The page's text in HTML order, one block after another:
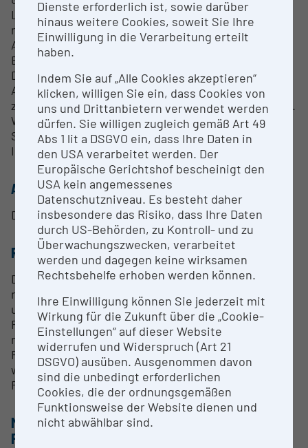
Laboranalytik, die Bestätigung von Verdachtsfällen,
molekulare Charakterisierungen, epidemiologische
Abklärungen und die fachliche Beratung von
Behörden, Gesundheits- und Laboreinrichtungen.
Darüber hinaus trägt sie zur Früherkennung von
Ausbrüchen, zur internationalen Vernetzung sowie
zur Vorbereitung auf biologische Gefahrenlagen bei.
Weiters ist die Referenzzentrale Nationales
Screeninglabor zum Nachweis von Ebolavirus-
Infektionen.
ANSPRECHPERSON
Dr. Florian Heger, MSc
RESEARCH SERVICES
Die AGES betreibt Nationale Referenzlaboratorien
nach der EU Kontrollverordnung Nr. (EC) 882/2004
und weitere Referenzlaboratorien,
Referenzzentralen und Sammlungen nach
nationalen und internationalen Vorgaben.
Für nähere Informationen zur Zusammenarbeit
wenden Sie sich bitte an die Leitung des
Referenzlabors unter dem Punkt „Kontakt“.
METHODEN & EXPERTISE ZUR
FORSCHUNGSINFRASTRUKTUR
Dienste erforderlich ist, sowie darüber
hinaus weitere Cookies, soweit Sie Ihre
Einwilligung in die Verarbeitung erteilt
haben.
Indem Sie auf „Alle Cookies akzeptieren“
klicken, willigen Sie ein, dass Cookies von
uns und Drittanbietern verwendet werden
dürfen. Sie willigen zugleich gemäß Art 49
Abs 1 lit a DSGVO ein, dass Ihre Daten in
den USA verarbeitet werden. Der
Europäische Gerichtshof bescheinigt den
USA kein angemessenes
Datenschutzniveau. Es besteht daher
insbesondere das Risiko, dass Ihre Daten
durch US-Behörden, zu Kontroll- und zu
Überwachungszwecken, verarbeitet
werden und dagegen keine wirksamen
Rechtsbehelfe erhoben werden können.
Ihre Einwilligung können Sie jederzeit mit
Wirkung für die Zukunft über die „Cookie-
Einstellungen“ auf dieser Website
widerrufen und Widerspruch (Art 21
DSGVO) ausüben. Ausgenommen davon
sind die unbedingt erforderlichen
Cookies, die der ordnungsgemäßen
Funktionsweise der Website dienen und
nicht abwählbar sind.